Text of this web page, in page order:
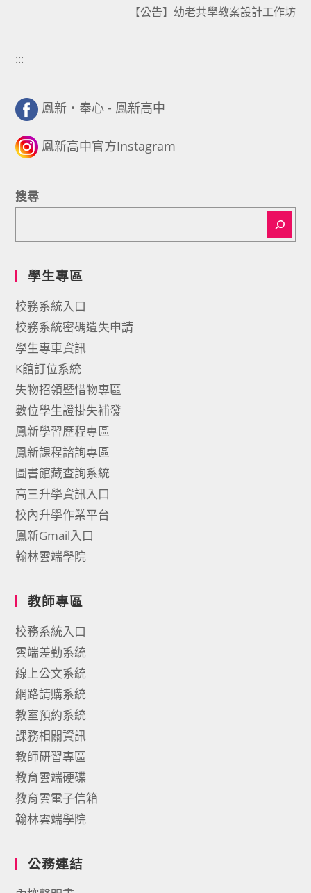
【公告】幼老共學教案設計工作坊
:::
鳳新・奉心 - 鳳新高中
鳳新高中官方Instagram
搜尋
學生專區
校務系統入口
校務系統密碼遺失申請
學生專車資訊
K館訂位系統
失物招領暨惜物專區
數位學生證掛失補發
鳳新學習歷程專區
鳳新課程諮詢專區
圖書館藏查詢系統
高三升學資訊入口
校內升學作業平台
鳳新Gmail入口
翰林雲端學院
教師專區
校務系統入口
雲端差勤系統
線上公文系統
網路請購系統
教室預約系統
課務相關資訊
教師研習專區
教育雲端硬碟
教育雲電子信箱
翰林雲端學院
公務連結